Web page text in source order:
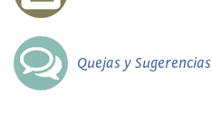
Quejas y Sugerencias